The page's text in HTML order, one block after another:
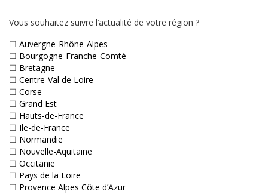
Vous souhaitez suivre l’actualité de votre région ?
☐ Auvergne-Rhône-Alpes
☐ Bourgogne-Franche-Comté
☐ Bretagne
☐ Centre-Val de Loire
☐ Corse
☐ Grand Est
☐ Hauts-de-France
☐ Ile-de-France
☐ Normandie
☐ Nouvelle-Aquitaine
☐ Occitanie
☐ Pays de la Loire
☐ Provence Alpes Côte d’Azur